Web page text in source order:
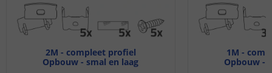
2M - compleet profiel
Opbouw - smal en laag
1M -
Opbouw -